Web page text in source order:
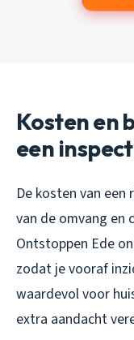
Kosten en
een
De kosten van
van de omvang en
Ontstoppen Ede
zodat je vooraf
waardevol voor
extra aandacht